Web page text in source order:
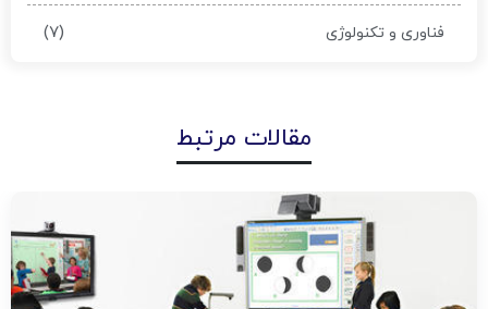
فناوری و تکنولوژی (۷)
مقالات مرتبط